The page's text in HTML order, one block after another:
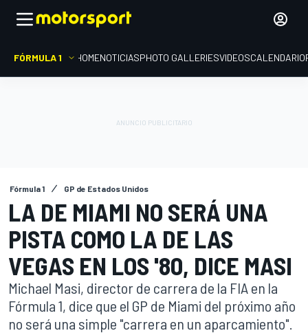
FÓRMULA 1 HOMENOTICIASPHOTO GALLERIESVIDEOSCALENDARIO
Fórmula 1 GP de Estados Unidos
LA DE MIAMI NO SERÁ UNA
PISTA COMO LA DE LAS
VEGAS EN LOS '80, DICE MASI
Michael Masi, director de carrera de la FIA en la
Fórmula 1, dice que el GP de Miami del próximo año
no será una simple "carrera en un aparcamiento".